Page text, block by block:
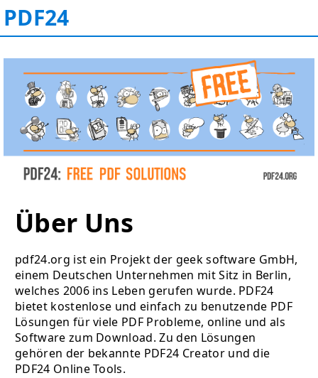
PDF24
Über Uns
pdf24.org ist ein Projekt der geek software GmbH,
einem Deutschen Unternehmen mit Sitz in Berlin,
welches 2006 ins Leben gerufen wurde. PDF24
bietet kostenlose und einfach zu benutzende PDF
Lösungen für viele PDF Probleme, online und als
Software zum Download. Zu den Lösungen
gehören der bekannte PDF24 Creator und die
PDF24 Online Tools.